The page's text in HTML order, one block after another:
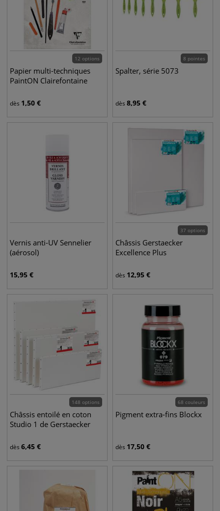
12 options
Papier multi-techniques
PaintON Clairefontaine
dès 1,50 €
8 pointes
Spalter, série 5073
dès 8,95 €
Vernis anti-UV Sennelier
(aérosol)
15,95 €
37 options
Châssis Gerstaecker
Excellence Plus
dès 12,95 €
148 options
Châssis entoilé en coton
Studio 1 de Gerstaecker
dès 6,45 €
68 couleurs
Pigment extra-fins Blockx
dès 17,50 €